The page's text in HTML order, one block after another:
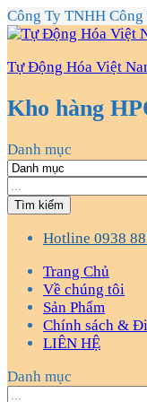
Công Ty TNHH
Tự Động Hóa Việt
Kho hàng
Danh mục
Tìm kiếm
Hotline 0938
Trang Chủ
Về chúng tôi
Sản Phẩm
Chính sách &
LIÊN HỆ
Danh mục